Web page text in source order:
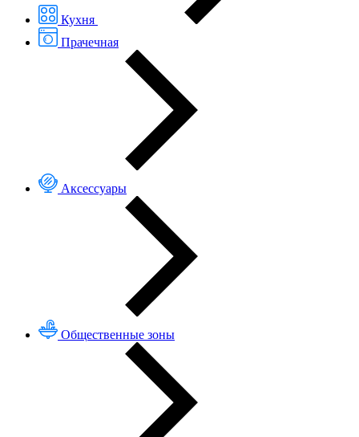
Кухня
Прачечная
Аксессуары
Общественные зоны